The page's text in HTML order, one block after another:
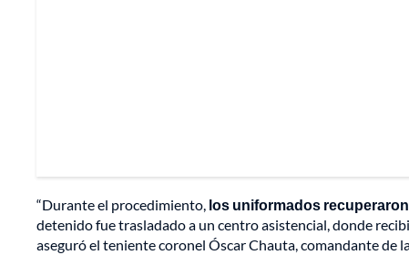
“Durante el procedimiento, los uniformados
detenido fue trasladado a un centro asistencial, donde
aseguró el teniente coronel Óscar Chauta, comandante de